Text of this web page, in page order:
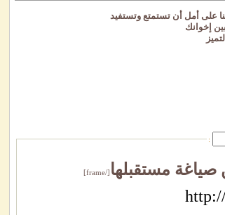
على أمل أن تستمتع وتستفيد
إخوانك
صياغة مستقبلها [/frame]